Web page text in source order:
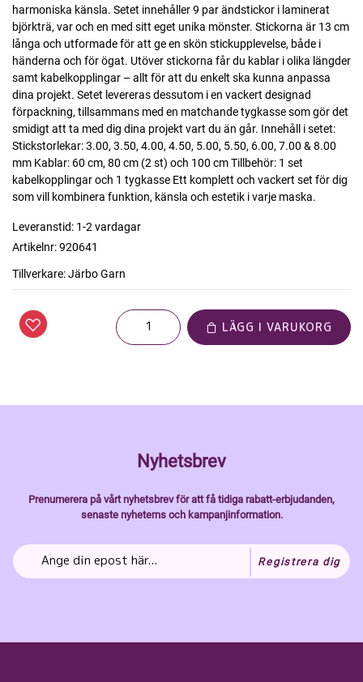
harmoniska känsla. Setet innehåller 9 par ändstickor i laminerat
björkträ, var och en med sitt eget unika mönster. Stickorna är 13 cm
långa och utformade för att ge en skön stickupplevelse, både i
händerna och för ögat. Utöver stickorna får du kablar i olika längder
samt kabelkopplingar – allt för att du enkelt ska kunna anpassa
dina projekt. Setet levereras dessutom i en vackert designad
förpackning, tillsammans med en matchande tygkasse som gör det
smidigt att ta med dig dina projekt vart du än går. Innehåll i setet:
Stickstorlekar: 3.00, 3.50, 4.00, 4.50, 5.00, 5.50, 6.00, 7.00 & 8.00
mm Kablar: 60 cm, 80 cm (2 st) och 100 cm Tillbehör: 1 set
kabelkopplingar och 1 tygkasse Ett komplett och vackert set för dig
som vill kombinera funktion, känsla och estetik i varje maska.
Leveranstid: 1-2 vardagar
Artikelnr:920641
Tillverkare:Järbo Garn
LÄGG I VARUKORG
Nyhetsbrev
Prenumerera på vårt nyhetsbrev för att få tidiga rabatt-erbjudanden,
senaste nyheterns och kampanjinformation.
Registrera dig